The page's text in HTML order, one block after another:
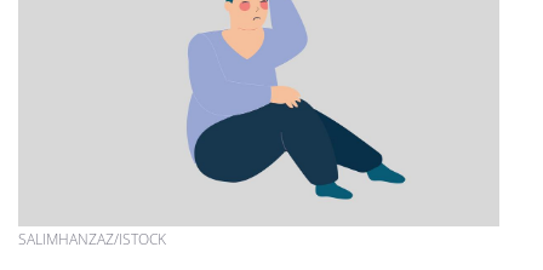
SALIMHANZAZ/ISTOCK